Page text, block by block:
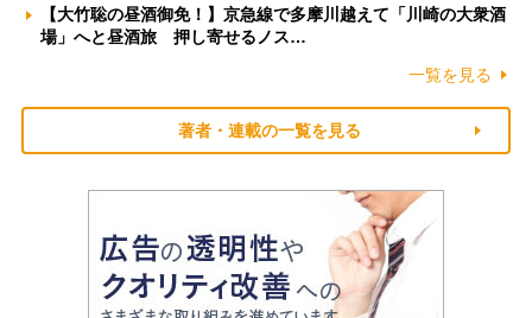
【大竹聡の昼酒御免！】京急線で多摩川越えて「川崎の大衆酒
場」へと昼酒旅 押し寄せるノス…
一覧を見る
著者・連載の一覧を見る